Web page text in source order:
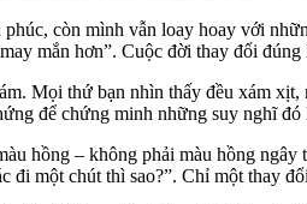
còn mình vẫn loay hoay với
mắn hơn”. Cuộc đời thay đổi
Mọi thứ bạn nhìn thấy đều xám
để chứng minh những suy nghĩ
hồng – không phải màu hồng
đi một chút thì sao?”. Chỉ một thay